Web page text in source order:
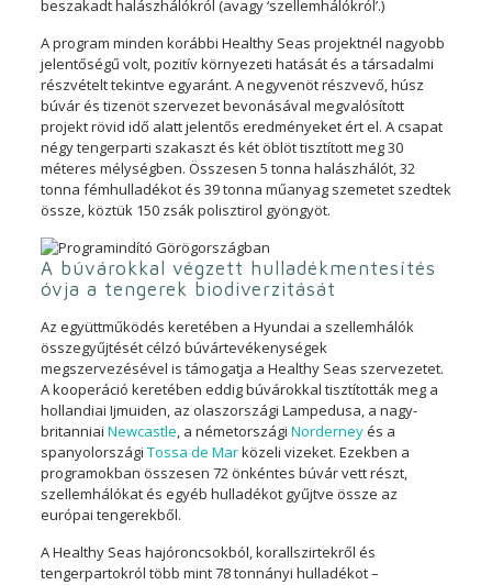
beszakadt halászhálókról (avagy ‘szellemhálókról’.)
A program minden korábbi Healthy Seas projektnél nagyobb
jelentőségű volt, pozitív környezeti hatását és a társadalmi
részvételt tekintve egyaránt. A negyvenöt részvevő, húsz
búvár és tizenöt szervezet bevonásával megvalósított
projekt rövid idő alatt jelentős eredményeket ért el. A csapat
négy tengerparti szakaszt és két öblöt tisztított meg 30
méteres mélységben. Összesen 5 tonna halászhálót, 32
tonna fémhulladékot és 39 tonna műanyag szemetet szedtek
össze, köztük 150 zsák polisztirol gyöngyöt.
A búvárokkal végzett hulladékmentesítés
óvja a tengerek biodiverzitását
Az együttműködés keretében a Hyundai a szellemhálók
összegyűjtését célzó búvártevékenységek
megszervezésével is támogatja a Healthy Seas szervezetet.
A kooperáció keretében eddig búvárokkal tisztították meg a
hollandiai Ijmuiden, az olaszországi Lampedusa, a nagy-
britanniai Newcastle, a németországi Norderneyés a
spanyolországi Tossa de Marközeli vizeket. Ezekben a
programokban összesen 72 önkéntes búvár vett részt,
szellemhálókat és egyéb hulladékot gyűjtve össze az
európai tengerekből.
A Healthy Seas hajóroncsokból, korallszirtekről és
tengerpartokról több mint 78 tonnányi hulladékot –